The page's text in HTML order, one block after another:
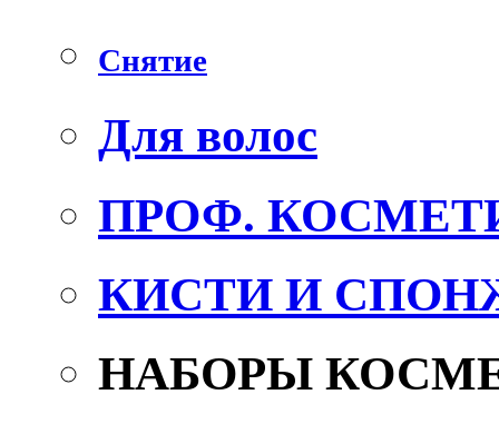
Снятие
Для волос
ПРОФ.
КИСТИ И
НАБОРЫ